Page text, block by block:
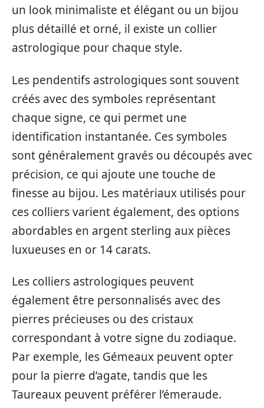
un look minimaliste et élégant ou un bijou
plus détaillé et orné, il existe un collier
astrologique pour chaque style.
Les pendentifs astrologiques sont souvent
créés avec des symboles représentant
chaque signe, ce qui permet une
identification instantanée. Ces symboles
sont généralement gravés ou découpés avec
précision, ce qui ajoute une touche de
finesse au bijou. Les matériaux utilisés pour
ces colliers varient également, des options
abordables en argent sterling aux pièces
luxueuses en or 14 carats.
Les colliers astrologiques peuvent
également être personnalisés avec des
pierres précieuses ou des cristaux
correspondant à votre signe du zodiaque.
Par exemple, les Gémeaux peuvent opter
pour la pierre d’agate, tandis que les
Taureaux peuvent préférer l’émeraude.